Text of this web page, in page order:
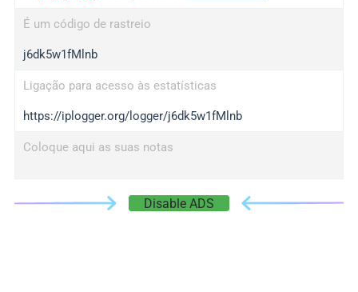
É um código de rastreio
j6dk5w1fMlnb
Ligação para acesso às estatísticas
https://iplogger.org/logger/j6dk5w1fMlnb
Coloque aqui as suas notas
Disable ADS